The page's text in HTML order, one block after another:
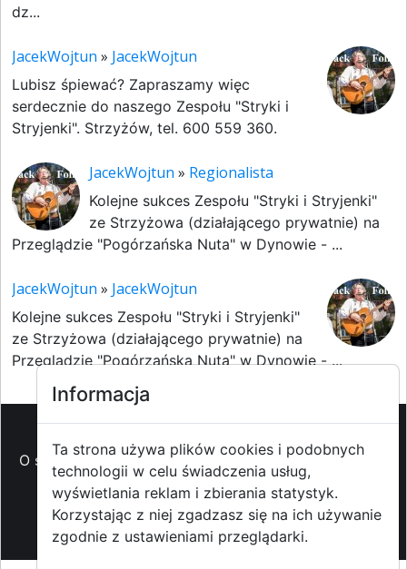
dz...
JacekWojtun » JacekWojtun
Lubisz śpiewać? Zapraszamy więc
serdecznie do naszego Zespołu "Stryki i
Stryjenki". Strzyżów, tel. 600 559 360.
JacekWojtun » Regionalista
Kolejne sukces Zespołu "Stryki i Stryjenki"
ze Strzyżowa (działającego prywatnie) na
Przeglądzie "Pogórzańska Nuta" w Dynowie - ...
JacekWojtun » JacekWojtun
Kolejne sukces Zespołu "Stryki i Stryjenki"
ze Strzyżowa (działającego prywatnie) na
Przeglądzie "Pogórzańska Nuta" w Dynowie - ...
O strzyzowiak.pl-Reklama-Pomoc (FAQ)-Patronat
medialny - Prawa autorskie- Redakcja i
kontakt -Współpraca z mediami
Informacja
Ta strona używa plików cookies i podobnych
technologii w celu świadczenia usług,
wyświetlania reklam i zbierania statystyk.
Korzystając z niej zgadzasz się na ich używanie
zgodnie z ustawieniami przeglądarki.